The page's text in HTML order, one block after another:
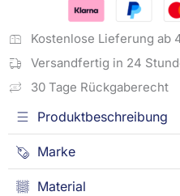
Kostenlose Lieferung ab
Versandfertig in 24
30 Tage Rückgaberecht
Produktbeschreibung
Marke
Material